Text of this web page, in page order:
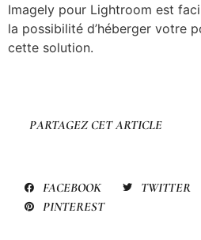
Imagely pour Lightroom est
la possibilité d’héberger votre
cette solution.
PARTAGEZ CET ARTICLE
FACEBOOK
TWITTER
PINTEREST